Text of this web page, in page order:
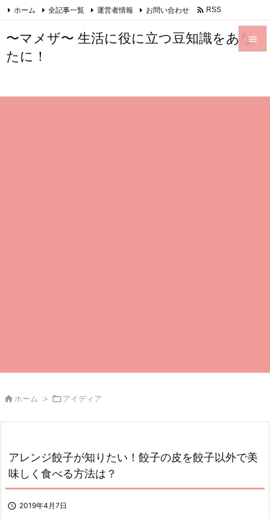
〜マメザ〜 生活に役に立つ豆知識をあな
たに！


ホーム 全記事一覧 運営者情報 お問い合わせ  RSS
 ホーム > アイディア
アレンジ餃子が知りたい！餃子の皮を餃子以外で美
味しく食べる方法は？
 2019年4月7日